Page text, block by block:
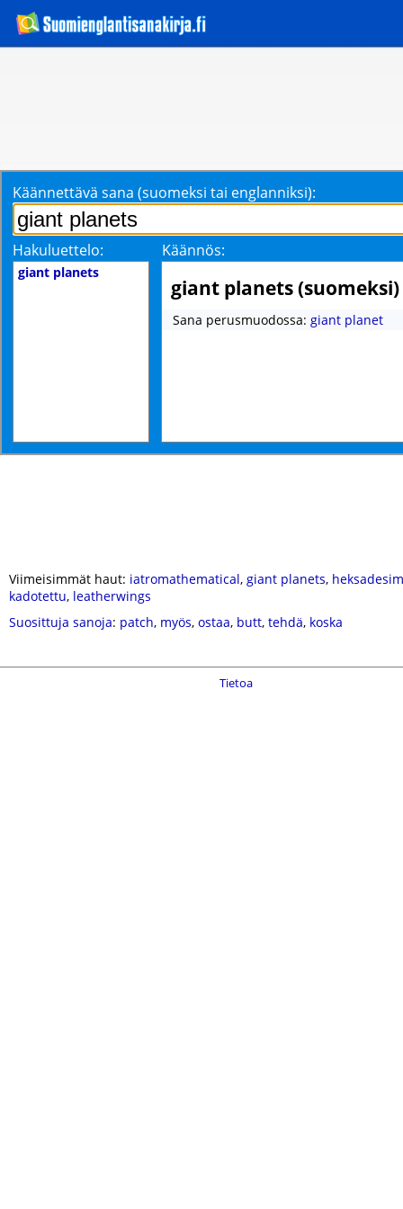
Käännettävä sana (suomeksi tai englanniksi):
Hakuluettelo: Käännös:
giant planets
giant planets (suomeksi)
Sana perusmuodossa: giant planet
Viimeisimmät haut: iatromathematical, giant planets,
kadotettu, leatherwings
Suosittuja sanoja: patch, myös, ostaa, butt, tehdä, koska
Tietoa